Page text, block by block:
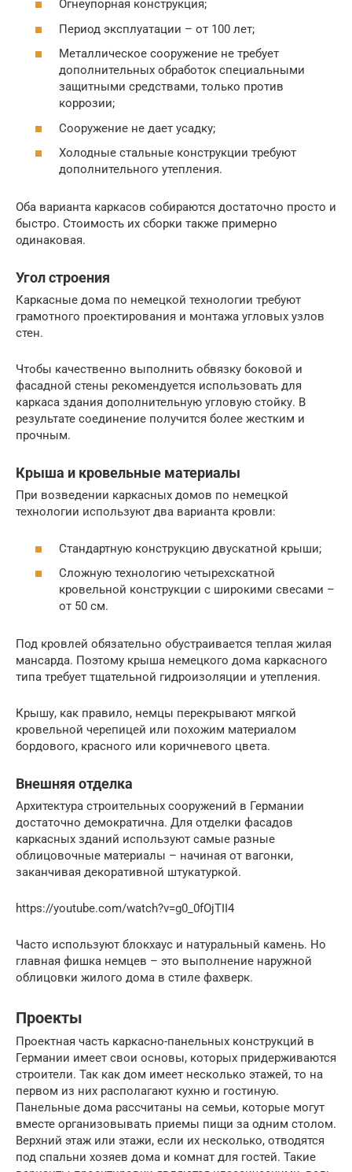
Огнеупорная конструкция;
Период эксплуатации – от 100 лет;
Металлическое сооружение не требует
дополнительных обработок специальными
защитными средствами, только против
коррозии;
Сооружение не дает усадку;
Холодные стальные конструкции требуют
дополнительного утепления.
Оба варианта каркасов собираются достаточно просто и
быстро. Стоимость их сборки также примерно
одинаковая.
Угол строения
Каркасные дома по немецкой технологии требуют
грамотного проектирования и монтажа угловых узлов
стен.
Чтобы качественно выполнить обвязку боковой и
фасадной стены рекомендуется использовать для
каркаса здания дополнительную угловую стойку. В
результате соединение получится более жестким и
прочным.
Крыша и кровельные материалы
При возведении каркасных домов по немецкой
технологии используют два варианта кровли:
Стандартную конструкцию двускатной крыши;
Сложную технологию четырехскатной
кровельной конструкции с широкими свесами –
от 50 см.
Под кровлей обязательно обустраивается теплая жилая
мансарда. Поэтому крыша немецкого дома каркасного
типа требует тщательной гидроизоляции и утепления.
Крышу, как правило, немцы перекрывают мягкой
кровельной черепицей или похожим материалом
бордового, красного или коричневого цвета.
Внешняя отделка
Архитектура строительных сооружений в Германии
достаточно демократична. Для отделки фасадов
каркасных зданий используют самые разные
облицовочные материалы – начиная от вагонки,
заканчивая декоративной штукатуркой.
https://youtube.com/watch?v=g0_0fOjTII4
Часто используют блокхаус и натуральный камень. Но
главная фишка немцев – это выполнение наружной
облицовки жилого дома в стиле фахверк.
Проекты
Проектная часть каркасно-панельных конструкций в
Германии имеет свои основы, которых придерживаются
строители. Так как дом имеет несколько этажей, то на
первом из них располагают кухню и гостиную.
Панельные дома рассчитаны на семьи, которые могут
вместе организовывать приемы пищи за одним столом.
Верхний этаж или этажи, если их несколько, отводятся
под спальни хозяев дома и комнат для гостей. Такие